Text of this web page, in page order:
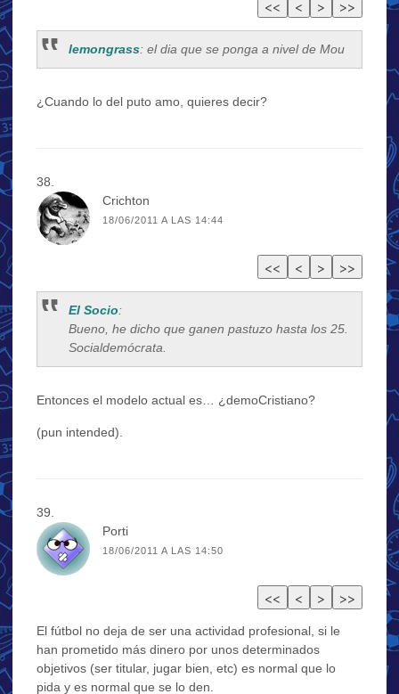
lemongrass: el dia que se ponga a nivel de Mou
¿Cuando lo del puto amo, quieres decir?
Crichton
18/06/2011 A LAS 14:44
El Socio:
Bueno, he dicho que ganen pastuzo hasta los 25.
Socialdemócrata.
Entonces el modelo actual es… ¿demoCristiano?
(pun intended).
Porti
18/06/2011 A LAS 14:50
El fútbol no deja de ser una actividad profesional, si le
han prometido más dinero por unos determinados
objetivos (ser titular, jugar bien, etc) es normal que lo
pida y es normal que se lo den.